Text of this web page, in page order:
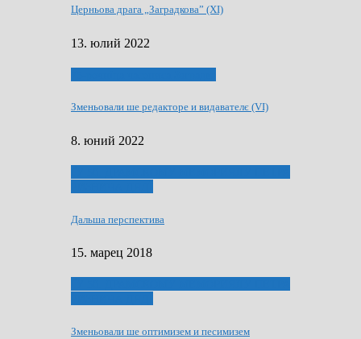
Церньова драга „Заградкова” (XI)
13. юлий 2022
Зменьовали ше редакторе и видавателє (VI)
8. юний 2022
Дальша перспектива
15. марец 2018
Зменьовали ше оптимизем и песимизем